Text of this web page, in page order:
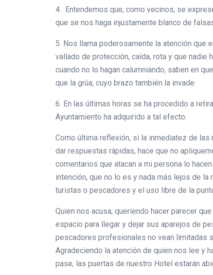
4. Entendemos que, como vecinos, se
que se nos haga injustamente blanco de
5. Nos llama poderosamente la atención que
vallado de protección, caída, rota y que nadie
cuando no lo hagan calumniando, saben en
que la grúa, cuyo brazo también la invade.
6. En las últimas horas se ha procedido a
Ayuntamiento ha adquirido a tal efecto.
Como última reflexión, si la inmediatez de
dar respuestas rápidas, hace que no
comentarios que atacan a mi persona lo
intención, que no lo es y nada más lejos de
turistas o pescadores y el uso libre de la
Quien nos acusa, queriendo hacer parecer
espacio para llegar y dejar sus aparejos de
pescadores profesionales no vean limitadas
Agradeciendo la atención de quien nos lee y
pase, las puertas de nuestro Hotel estarán